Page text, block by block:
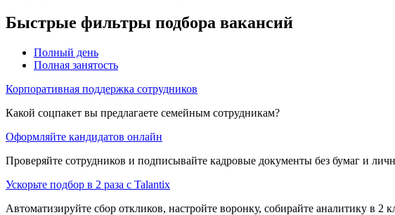
Быстрые фильтры подбора вакансий
Полный день
Полная занятость
Корпоративная поддержка сотрудников
Какой соцпакет вы предлагаете семейным сотрудникам?
Оформляйте кандидатов онлайн
Проверяйте сотрудников и подписывайте кадровые документы без бумаг и
Ускорьте подбор в 2 раза с Talantix
Автоматизируйте сбор откликов, настройте воронку, собирайте аналитику в 2